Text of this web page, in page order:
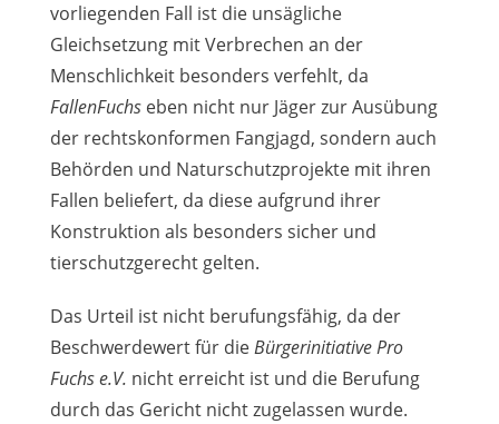
vorliegenden Fall ist die unsägliche
Gleichsetzung mit Verbrechen an der
Menschlichkeit besonders verfehlt, da
FallenFuchs eben nicht nur Jäger zur Ausübung
der rechtskonformen Fangjagd, sondern auch
Behörden und Naturschutzprojekte mit ihren
Fallen beliefert, da diese aufgrund ihrer
Konstruktion als besonders sicher und
tierschutzgerecht gelten.
Das Urteil ist nicht berufungsfähig, da der
Beschwerdewert für dieBürgerinitiative Pro
Fuchs e.V. nicht erreicht ist und die Berufung
durch das Gericht nicht zugelassen wurde.